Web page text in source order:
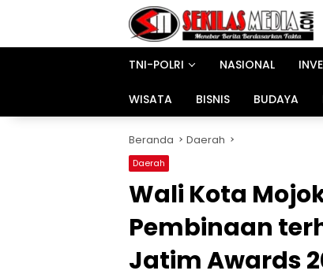
TNI-POLRI
NASIONAL
WISATA BISNIS BUDAYA
Beranda Daerah
Daerah
Wali Kota
Pembinaan
Jatim Awards